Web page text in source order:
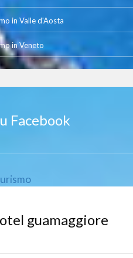
in Valle d'Aosta
in Veneto
Facebook
guamaggiore